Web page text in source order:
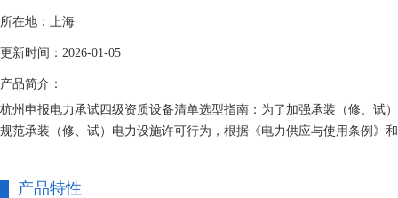
所在地：上海
更新时间：2026-01-05
产品简介：
杭州申报电力承试四级资质设备清单选型指南：为了加强承装（修、试
规范承装（修、试）电力设施许可行为，根据《电力供应与使用条例》
产品特性